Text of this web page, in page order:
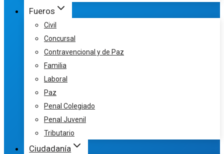
Fueros
Civil
Concursal
Contravencional y de Paz
Familia
Laboral
Paz
Penal Colegiado
Penal Juvenil
Tributario
Ciudadanía